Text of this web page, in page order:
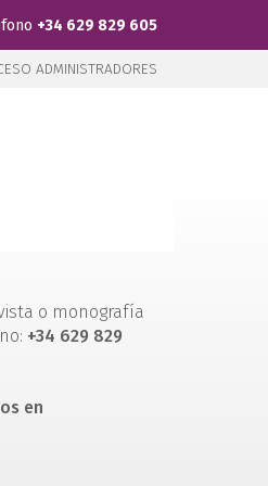
+34 629 829 605
ADMINISTRADORES
o monografía
+34 629 829
en